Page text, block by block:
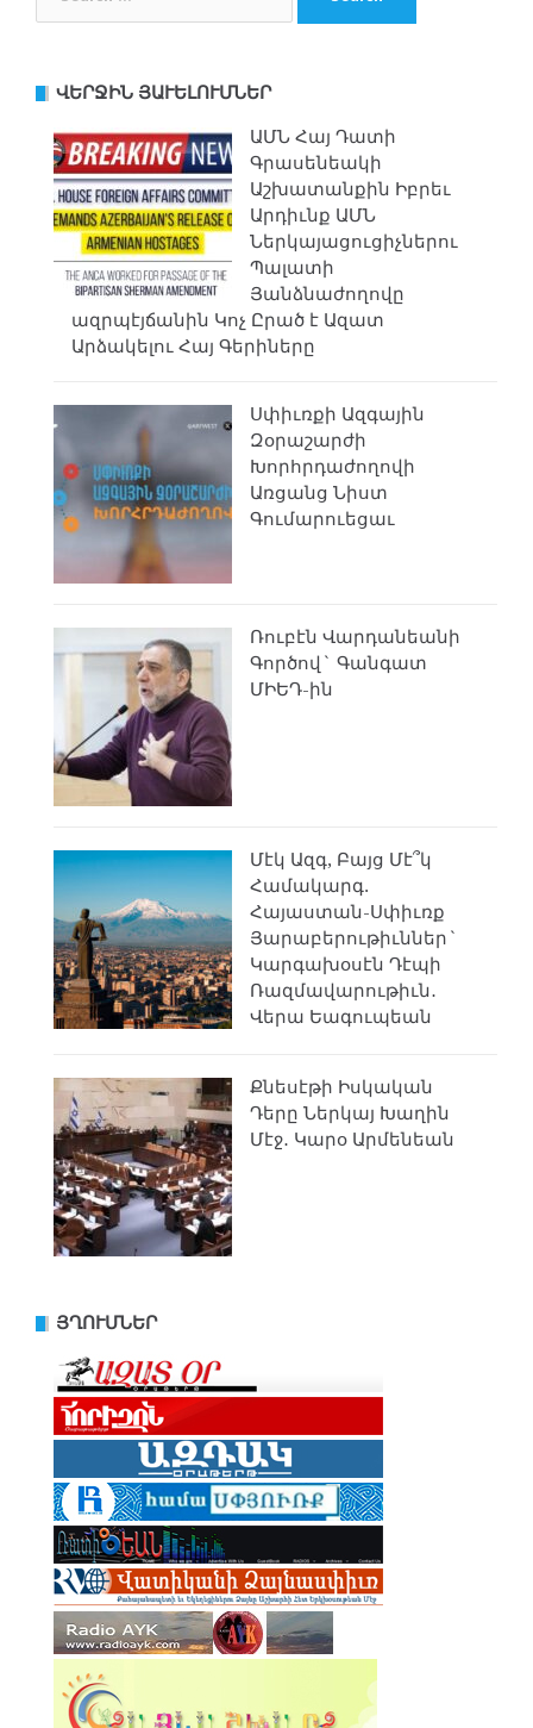
ՎԵՐՋԻՆ ՅԱՒԵԼՈՒՄՆԵՐ
ԱՄՆ Հայ Դատի
Գրասենեակի
Աշխատանքին Իբրեւ
Արդիւնք ԱՄՆ
Ներկայացուցիչներու
Պալատի
Յանձնաժողովը
ազրպէյճանին Կոչ Ըրած է Ազատ
Արձակելու Հայ Գերիները
Սփիւռքի Ազգային
Զօրաշարժի
Խորհրդաժողովի
Առցանց Նիստ
Գումարուեցաւ
Ռուբէն Վարդանեանի
Գործով` Գանգատ
ՄԻԵԴ-ին
Մէկ Ազգ, Բայց Մէ՞կ
Համակարգ.
Հայաստան-Սփիւռք
Յարաբերութիւններ`
Կարգախօսէն Դէպի
Ռազմավարութիւն․
Վերա Եագուպեան
Քնեսէթի Իսկական
Դերը Ներկայ Խաղին
Մէջ․ Կարօ Արմենեան
ՅՂՈՒՄՆԵՐ